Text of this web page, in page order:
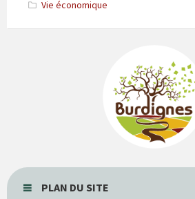
Vie économique
PLAN DU SITE